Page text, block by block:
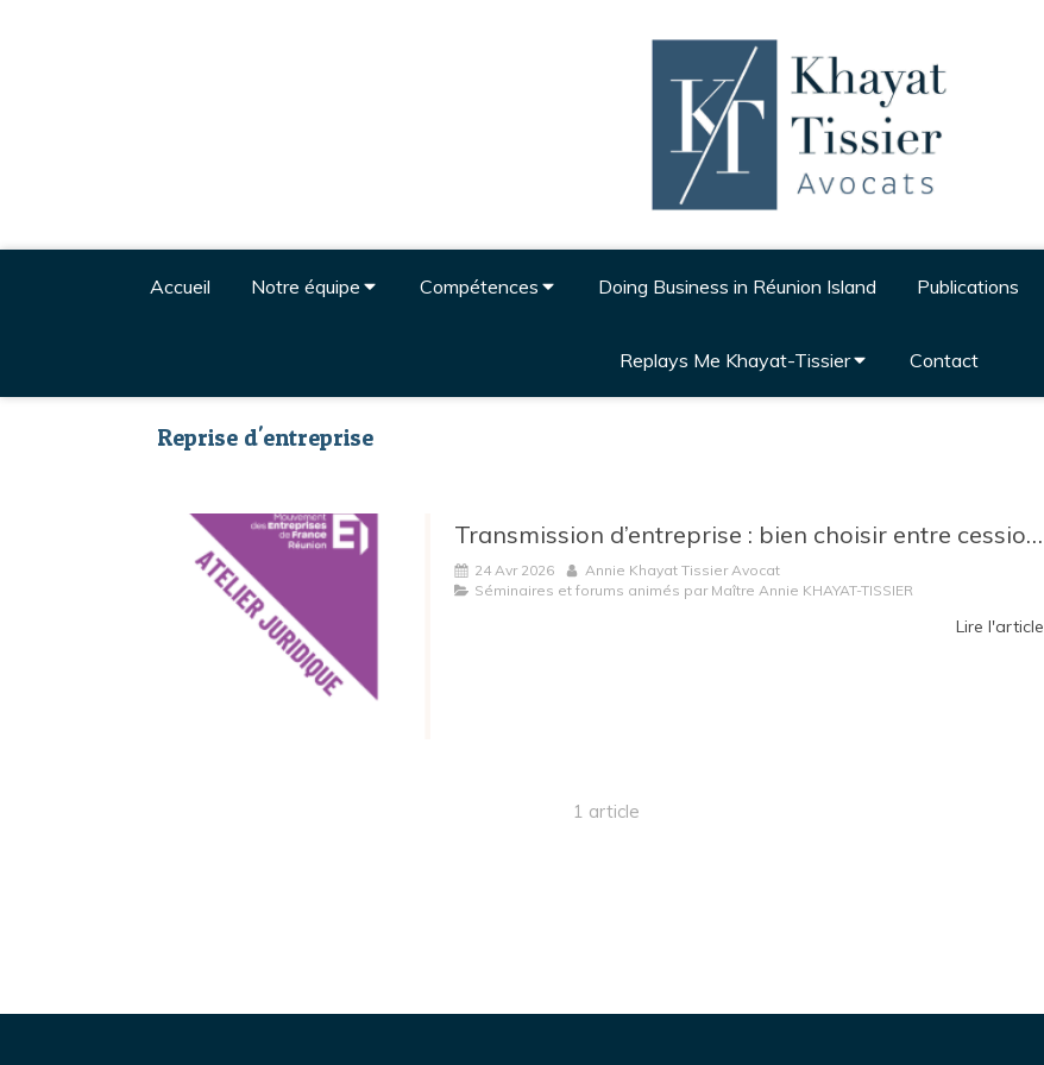
Accueil Notre équipe Compétences Doing Business in Réunion Island Publications
Replays Me Khayat-Tissier Contact
Reprise d'entreprise
Transmission d’entreprise : bien choisir entre cession de parts sociales et cession de fonds de commerce
24 Avr 2026
Annie Khayat Tissier Avocat
Séminaires et forums animés par Maître Annie KHAYAT-TISSIER
Lire l'article
1 article